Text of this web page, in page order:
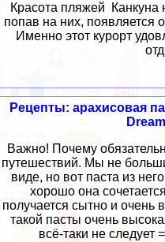
Красота пляжей Канкуна
попав на них, появляется
Именно этот курорт
Рецепты: арахисовая
Важно! Почему
путешествий. Мы не
виде, но вот паста из
хорошо она
получается сытно и очень
такой пасты очень
всё-таки не следует